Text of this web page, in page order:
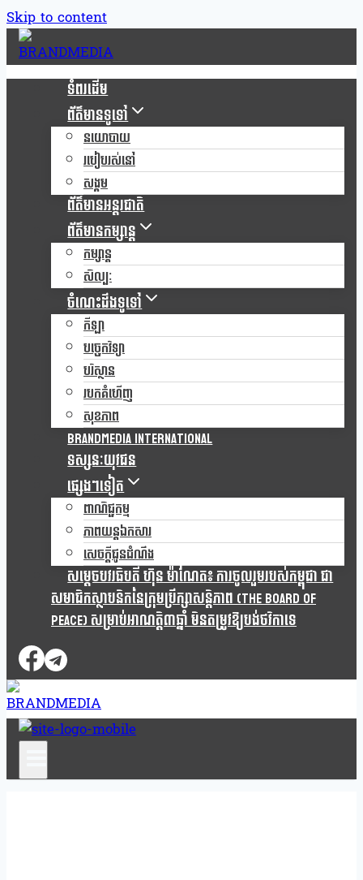
Skip to content
ទំពរដើម
ព័ត៌មានទូទៅ
នយោបាយ
របៀបរស់នៅ
សង្គម
ព័ត៌មានអន្តរជាតិ
ព័ត៌មានកម្សាន្ត
កម្សាន្ត
សិល្បៈ
ចំណេះដឹងទូទៅ
កីឡា
បច្ចេកវិទ្យា
បរិស្ថាន
របកគំហើញ
សុខភាព
Brandmedia international
ទស្សនៈយុវជន
ផ្សេងៗទៀត
ពាណិជ្ជកម្ម
ភាពយន្តឯកសារ
សេចក្តីជូនដំណឹង
សម្តេចបវរធិបតី ហ៊ុន ម៉ាណែត៖ ការចូលរួមរបស់កម្ពុជា ជា
សមាជិកស្ថាបនិកនៃក្រុមប្រឹក្សាសន្តិភាព (The Board Of
Peace) សម្រាប់អាណត្តិ៣ឆ្នាំ មិនតម្រូវឱ្យបង់ថវិកាទេ